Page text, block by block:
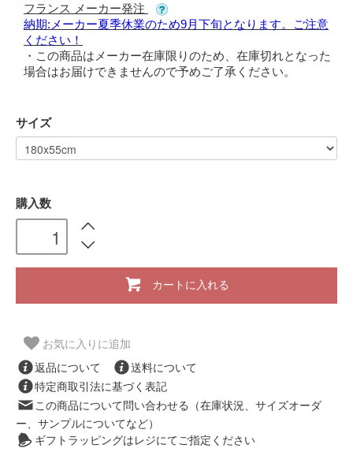
フランス メーカー発注
納期:メーカー夏季休業のため9月下旬となります。ご注意
ください！
・この商品はメーカー在庫限りのため、在庫切れとなった
場合はお届けできませんので予めご了承ください。
サイズ
購入数
カートに入れる
お気に入りに追加
返品について
送料について
特定商取引法に基づく表記
この商品について問い合わせる（在庫状況、サイズオーダ
ー、サンプルについてなど）
ギフトラッピングはレジにてご指定ください